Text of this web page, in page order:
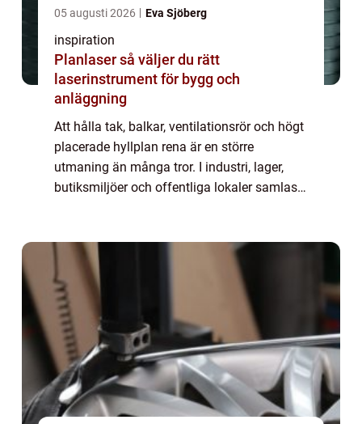
05 augusti 2026 Eva Sjöberg
inspiration
Planlaser så väljer du rätt
laserinstrument för bygg och
anläggning
Att hålla tak, balkar, ventilationsrör och högt
placerade hyllplan rena är en större
utmaning än många tror. I industri, lager,
butiksmiljöer och offentliga lokaler samlas